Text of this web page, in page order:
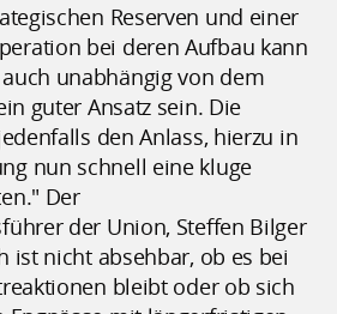
Reserven und einer
bei deren Aufbau kann
unabhängig von dem
guter Ansatz sein. Die
den Anlass, hierzu in
nun schnell eine kluge
Der
der Union, Steffen Bilger
ist nicht absehbar, ob es bei
bleibt oder ob sich